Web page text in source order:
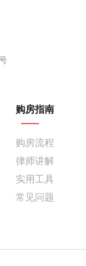
购房指南
购房流程
律师讲解
实用工具
常见问题